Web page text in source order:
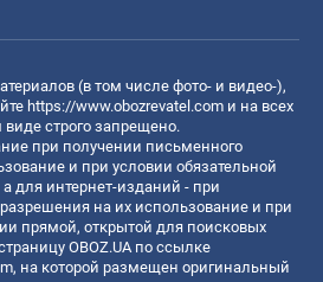
(в том числе фото- и видео-),
https://www.obozrevatel.com и на всех
строго запрещено.
при получении письменного
и при условии обязательной
для интернет-изданий - при
на их использование и при
прямой, открытой для поисковых
OBOZ.UA по ссылке
, на которой размещен оригинальный